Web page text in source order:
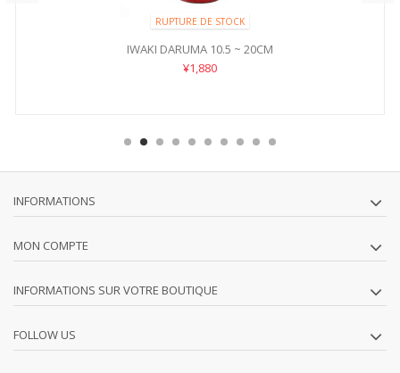
RUPTURE DE STOCK
IWAKI DARUMA 10.5 ~ 20CM
¥1,880
INFORMATIONS
MON COMPTE
INFORMATIONS SUR VOTRE BOUTIQUE
FOLLOW US